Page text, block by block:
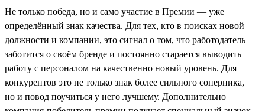
Не только победа, но и само участие в Премии — уже
определённый знак качества. Для тех, кто в поисках новой
должности и компании, это сигнал о том, что работодатель
заботится о своём бренде и постоянно старается выводить
работу с персоналом на качественно новый уровень. Для
конкурентов это не только знак более сильного соперника,
но и повод поучиться у него лучшему. Дополнительно